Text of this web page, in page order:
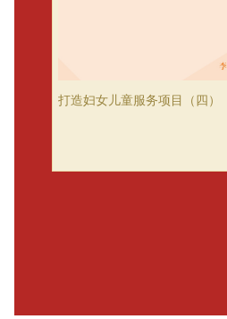
打造妇女儿童服务项目（四）